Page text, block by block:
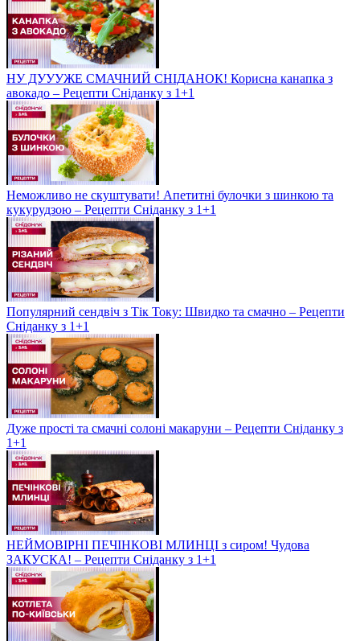
НУ ДУУУЖЕ СМАЧНИЙ СНІДАНОК! Корисна канапка з
авокадо – Рецепти Сніданку з 1+1
Неможливо не скуштувати! Апетитні булочки з шинкою та
кукурудзою – Рецепти Сніданку з 1+1
Популярний сендвіч з Тік Току: Швидко та смачно – Рецепти
Сніданку з 1+1
Дуже прості та смачні солоні макаруни – Рецепти Сніданку з
1+1
НЕЙМОВІРНІ ПЕЧІНКОВІ МЛИНЦІ з сиром! Чудова
ЗАКУСКА! – Рецепти Сніданку з 1+1